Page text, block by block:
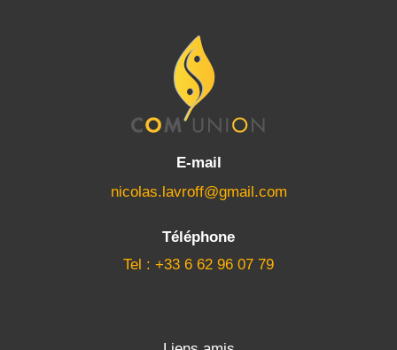
E-mail
nicolas.lavroff@gmail.com
Téléphone
Tel : +33 6 62 96 07 79